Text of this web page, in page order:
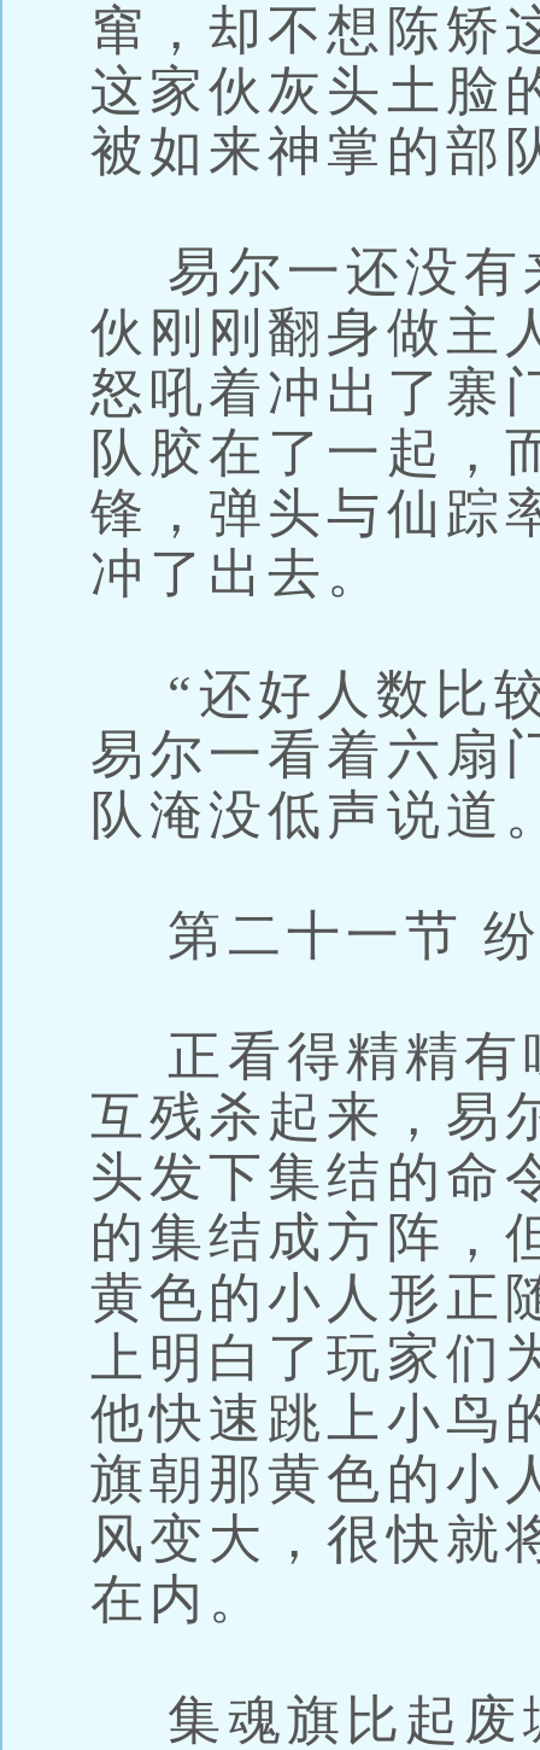
窜，却不想陈矫
这家伙灰头土脸
被如来神掌的部
易尔一还没有
伙刚刚翻身做主
怒吼着冲出了寨
队胶在了一起，
锋，弹头与仙踪
冲了出去。
“还好人数比
易尔一看着六扇
队淹没低声说道
第二十一节
正看得精精有
互残杀起来，易
头发下集结的命
的集结成方阵，
黄色的小人形正
上明白了玩家
他快速跳上小鸟
旗朝那黄色的小
风变大，很快就
在内。
集魂旗比起废